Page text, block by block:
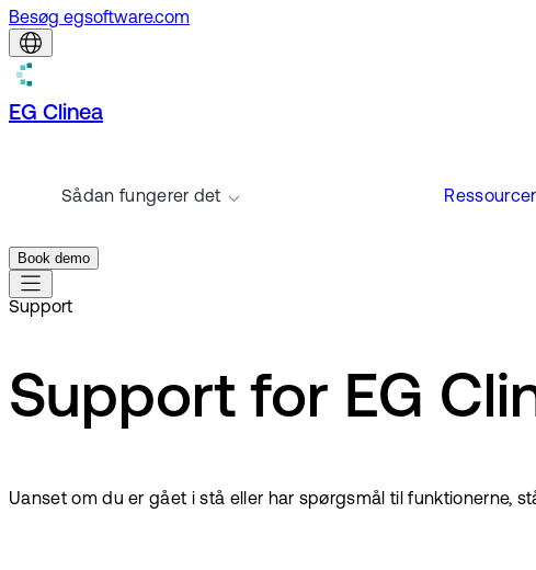
Besøg egsoftware.com
EG Clinea
Sådan fungerer det Ressourcer
Book demo
Support
Support for EG
Uanset om du er gået i stå eller har spørgsmål til funktionerne,